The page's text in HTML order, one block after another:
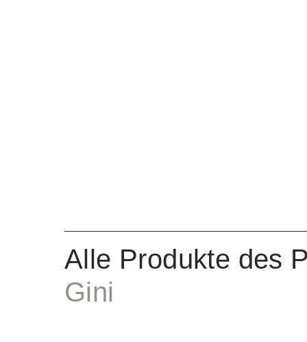
Alle Produkte des
Gini